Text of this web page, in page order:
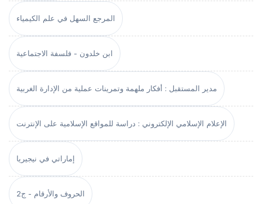
المرجع السهل في علم الكيمياء
ابن خلدون - فلسفة الاجتماعية
مدير المستقبل : أفكار ملهمة وتمرينات عملية من الإدارة الغربية
الإعلام الإسلامي الإلكتروني : دراسة للمواقع الإسلامية على الإنترنت
إماراتي في نيجيريا
الحروف والأرقام - ج2